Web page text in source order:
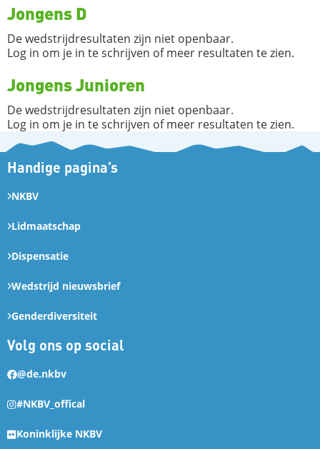
Jongens D
De wedstrijdresultaten zijn niet openbaar.
Log in om je in te schrijven of meer resultaten te zien.
Jongens Junioren
De wedstrijdresultaten zijn niet openbaar.
Log in om je in te schrijven of meer resultaten te zien.
Handige pagina’s
NKBV
Lidmaatschap
Dispensatie
Wedstrijd nieuwsbrief
Genderdiversiteit
Volg ons op social
@de.nkbv
#NKBV_offical
Koninklijke NKBV